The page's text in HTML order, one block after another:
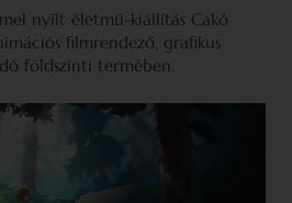
nyílt életmű-kiállítás Cakó
filmrendező, grafikus
földszinti termében.